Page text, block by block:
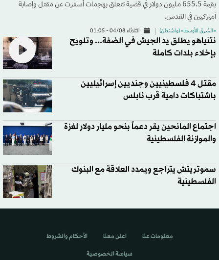
بقيمة 655.5 مليون دولار في قضية تتعلق بهجمات أسفرت عن مقتل وإصابة
أميركيين في القدس.
«الشرق الأوسط» (واشنطن) الثلاثاء 04/08 - 01:05
نتنياهو يطلق يد الجيش في الضفة... وتلويح
بإخلاء بلدات كاملة
مقتل 4 فلسطينيين وجنديين إسرائيليين
باشتباكات دامية قرب نابلس
اجتماع المانحين يقر دعماً بنحو مليار دولار لغزة
والموازنة الفلسطينية
سموتريتش يتراجع ويمدد العلاقة مع البنوك
الفلسطينية
معلومات عنا اعلن معنا الأحكام والشروط
سياسة الخصوصية